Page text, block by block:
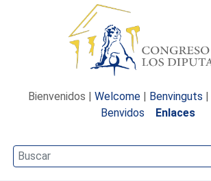
Bienvenidos | Welcome | Benvinguts |
Benvidos
Enlaces